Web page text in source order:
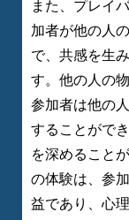
また、プレイ
加者が他の人
で、共感を生
す。他の人の
参加者は他の
することがで
を深めること
の体験は、参
益であり、心